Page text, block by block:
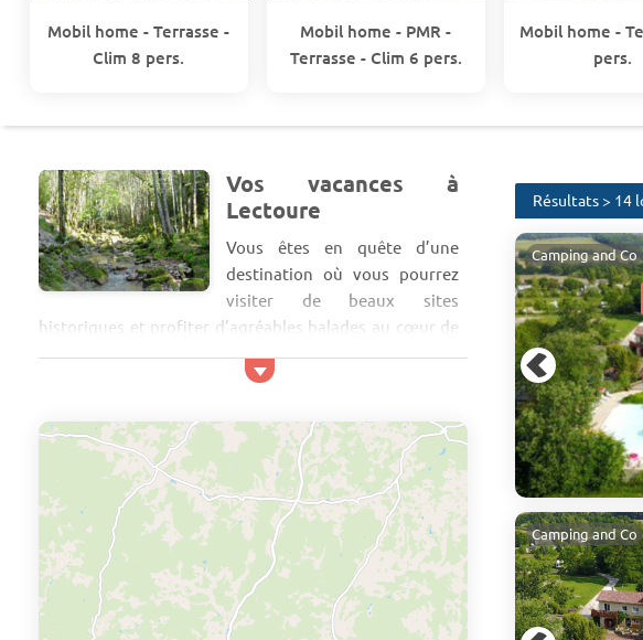
Mobil home - Terrasse -
Clim 8 pers.
Mobil home - PMR -
Terrasse - Clim 6 pers.
Mobil home -
pers.
Vos vacances à
Lectoure
Vous êtes en quête d’une
destination où vous pourrez
visiter de beaux sites
historiques et profiter d’agréables balades au cœur de
la nature ? Optez pour un séjour dans une location
vacances à Lectoure. Petite ville située au cœur de la
à travers ses nombreux monuments historiques comme
la cathédrale Saint-Gervais-Saint-Protais détenant un
musée d’art sacré, le jardin des Marronniers ou...
Résultats > 14
Camping and Co
Camping and Co